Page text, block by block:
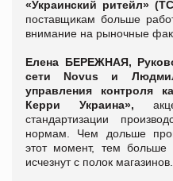
«Украинский ритейл»
поставщикам больше
внимание на рыночные
Елена БЕРЕЖНАЯ,
сети Novus и
управления контроля
Керри Украина»,
стандартизации
нормам. Чем дольше
этот момент, тем больше
исчезнут с полок магазинов.